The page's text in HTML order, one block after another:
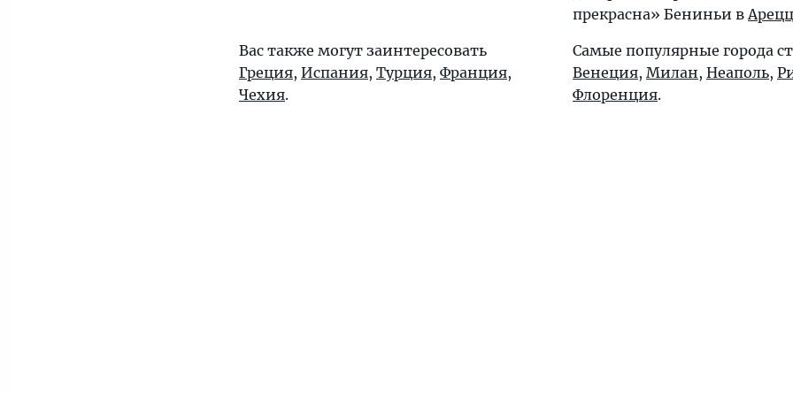
прекрасна» Бениньи в
Вас также могут заинтересовать
Греция, Испания, Турция, Франция,
Чехия.
Самые популярные города
Венеция, Милан, Неаполь,
Флоренция.